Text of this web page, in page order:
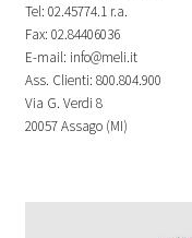
Tel: 02.45774.1 r.a.
Fax: 02.84406036
E-mail: info@meli.it
Ass. Clienti: 800.804.900
Via G. Verdi 8
20057 Assago (MI)